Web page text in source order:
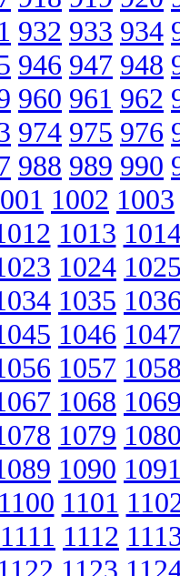
932 933 934
946 947 948
960 961 962
974 975 976
988 989 990
1002 1003
1013
1024
1035
1046
1057
1068
1079
1090
1100 1101
1111 1112